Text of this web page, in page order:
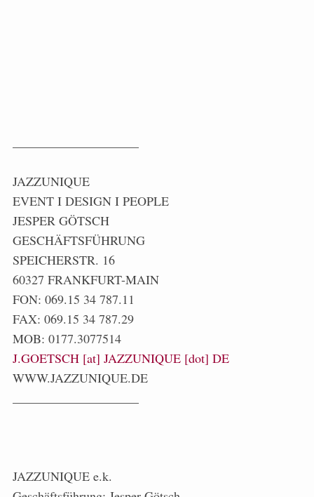
JAZZUNIQUE
EVENT I DESIGN I PEOPLE
JESPER GÖTSCH
GESCHÄFTSFÜHRUNG
SPEICHERSTR. 16
60327 FRANKFURT-MAIN
FON: 069.15 34 787.11
FAX: 069.15 34 787.29
MOB: 0177.3077514
J.GOETSCH [at] JAZZUNIQUE [dot] DE
WWW.JAZZUNIQUE.DE
JAZZUNIQUE e.k.